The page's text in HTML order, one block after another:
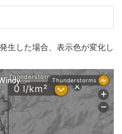
生した場合、表示色が変化し